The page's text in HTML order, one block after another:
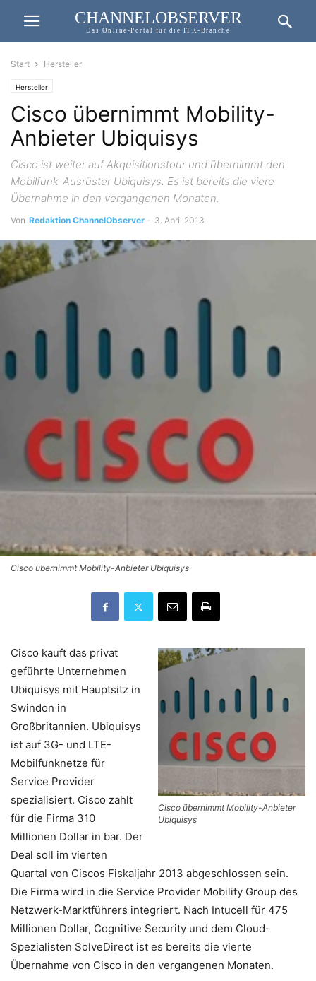
CHANNELOBSERVER
Das Online-Portal für die ITK-Branche
Start Hersteller
Hersteller
Cisco übernimmt Mobility-
Anbieter Ubiquisys
Cisco ist weiter auf Akquisitionstour und übernimmt den
Mobilfunk-Ausrüster Ubiquisys. Es ist bereits die viere
Übernahme in den vergangenen Monaten.
Von Redaktion ChannelObserver - 3. April 2013
Cisco übernimmt Mobility-Anbieter Ubiquisys
Cisco übernimmt Mobility-Anbieter
Ubiquisys
Cisco kauft das privat
geführte Unternehmen
Ubiquisys mit Hauptsitz in
Swindon in
Großbritannien. Ubiquisys
ist auf 3G- und LTE-
Mobilfunknetze für
Service Provider
spezialisiert. Cisco zahlt
für die Firma 310
Millionen Dollar in bar. Der
Deal soll im vierten
Quartal von Ciscos Fiskaljahr 2013 abgeschlossen sein.
Die Firma wird in die Service Provider Mobility Group des
Netzwerk-Marktführers integriert. Nach Intucell für 475
Millionen Dollar, Cognitive Security und dem Cloud-
Spezialisten SolveDirect ist es bereits die vierte
Übernahme von Cisco in den vergangenen Monaten.